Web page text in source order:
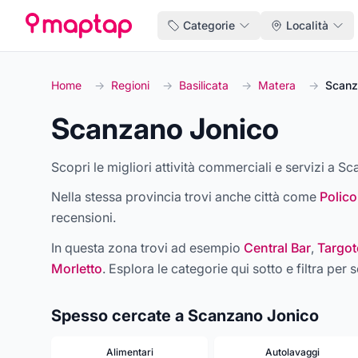
Categorie Località
Home → Regioni → Basilicata → Matera →
Scanzano Jonico
Scopri le migliori attività commerciali e servizi a
Nella stessa provincia trovi anche città come
recensioni.
In questa zona trovi ad esempio Central Bar,
Morletto. Esplora le categorie qui sotto e filtra per
Spesso cercate a Scanzano Jonico
Alimentari Autolavaggi